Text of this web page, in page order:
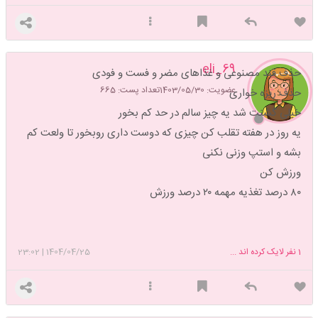
eli_69
عضویت: 1403/05/30 تعداد پست: 665
حذف قند مصنوعی و غذاهای مضر و فست و فودی
حذف ریزه خواری
خیلی گشنت شد یه چیز سالم در حد کم بخور
یه روز در هفته تقلب کن چیزی که دوست داری رو‌بخور تا ولعت کم
بشه و استپ وزنی نکنی
ورزش کن
۸۰ درصد تغذیه مهمه ۲۰ درصد ورزش
1404/04/25
|
23:02 1نفر لایک کرده اند ...